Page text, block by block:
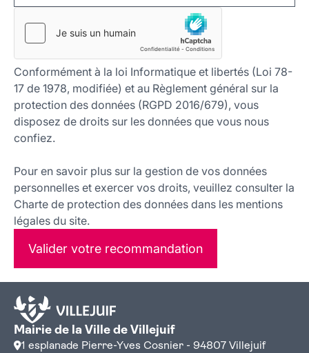
Conformément à la loi Informatique et libertés (Loi 78-
17 de 1978, modifiée) et au Règlement général sur la
protection des données (RGPD 2016/679), vous
disposez de droits sur les données que vous nous
confiez.
Pour en savoir plus sur la gestion de vos données
personnelles et exercer vos droits, veuillez consulter la
Charte de protection des données dans les mentions
légales du site.
Valider votre recommandation
Mairie de la Ville de Villejuif
1 esplanade Pierre-Yves Cosnier - 94807 Villejuif